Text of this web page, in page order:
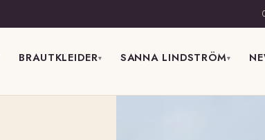
BRAUTKLEIDER▾ SANNA LINDSTRÖM▾